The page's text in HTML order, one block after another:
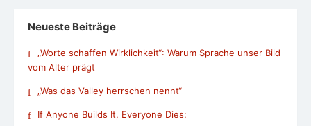
Neueste Beiträge
„Worte schaffen Wirklichkeit“: Warum Sprache unser Bild
vom Alter prägt
„Was das Valley herrschen nennt“
If Anyone Builds It, Everyone Dies: